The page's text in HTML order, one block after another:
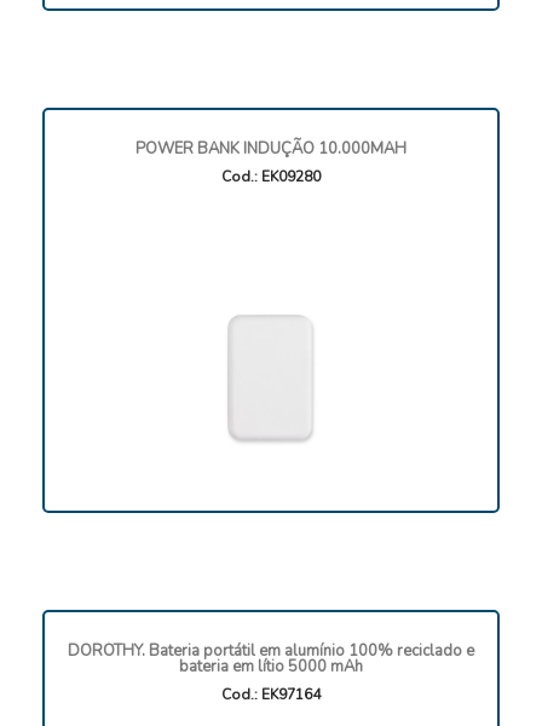
POWER BANK INDUÇÃO 10.000MAH
Cod.: EK09280
DOROTHY. Bateria portátil em alumínio 100% reciclado e
bateria em lítio 5000 mAh
Cod.: EK97164